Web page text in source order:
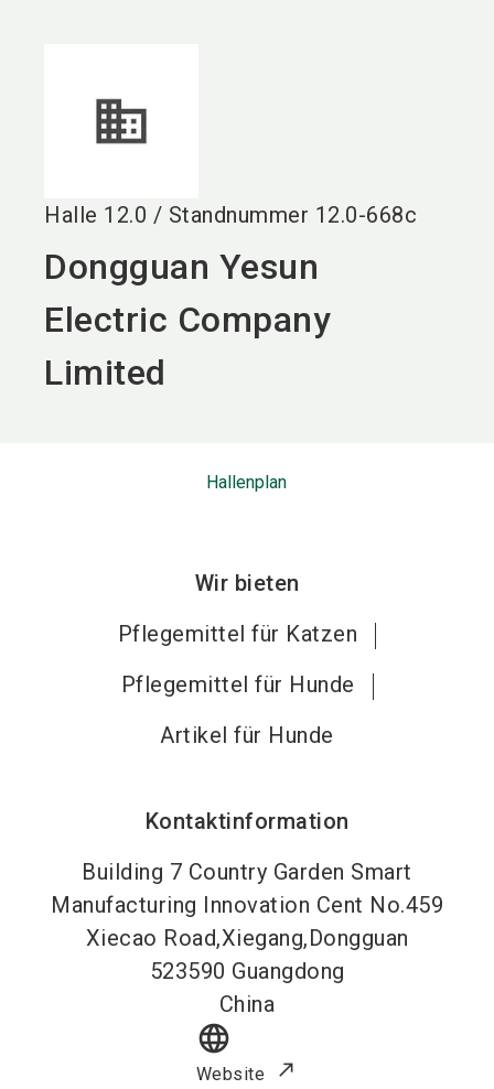
Halle 12.0 / Standnummer 12.0-668c
Dongguan Yesun
Electric Company
Limited
Hallenplan
Wir bieten
Pflegemittel für Katzen
Pflegemittel für Hunde
Artikel für Hunde
Kontaktinformation
Building 7 Country Garden Smart
Manufacturing Innovation Cent No.459
Xiecao Road,Xiegang,Dongguan
523590 Guangdong
China
language
Website